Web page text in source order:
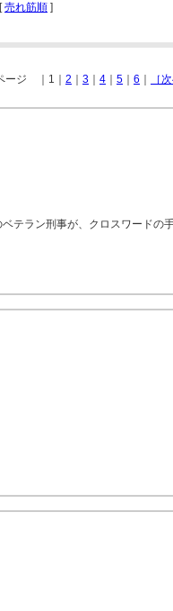
売れ筋順 ]
ージ ｜1｜ 2 3 4 5 6 ［
テラン刑事が、クロスワードの